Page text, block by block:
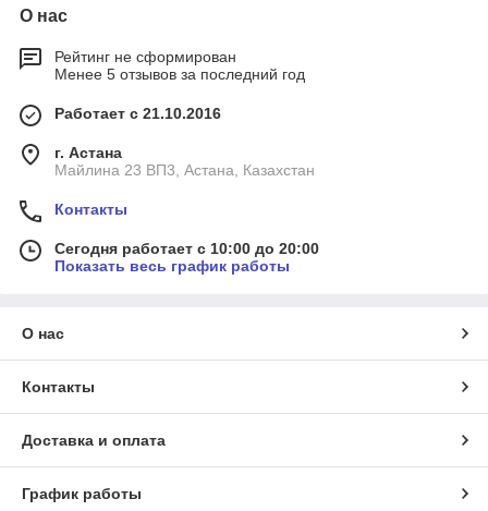
О нас
Рейтинг не сформирован
Менее 5 отзывов за последний год
Работает с 21.10.2016
г. Астана
Майлина 23 ВП3, Астана, Казахстан
Контакты
Сегодня работает с 10:00 до 20:00
Показать весь график работы
О нас
Контакты
Доставка и оплата
График работы